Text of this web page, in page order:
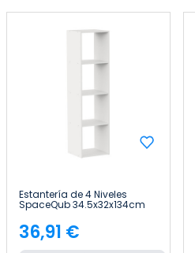
Estantería de 4 Niveles
SpaceQub 34.5x32x134cm
7house
Precio
36,91 €